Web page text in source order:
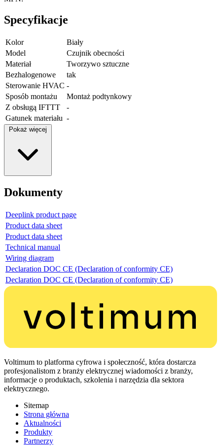
Specyfikacje
Kolor
Biały
Model
Czujnik obecności
Materiał
Tworzywo sztuczne
Bezhalogenowe
tak
Sterowanie HVAC -
Sposób montażu
Montaż podtynkowy
Z obsługą IFTTT
-
Gatunek materiału -
Pokaż więcej
Dokumenty
Deeplink product page
Product data sheet
Product data sheet
Technical manual
Wiring diagram
Declaration DOC CE (Declaration of conformity CE)
Declaration DOC CE (Declaration of conformity CE)
Voltimum to platforma cyfrowa i społeczność, która dostarcza
profesjonalistom z branży elektrycznej wiadomości z branży,
informacje o produktach, szkolenia i narzędzia dla sektora
elektrycznego.
Sitemap
Strona główna
Aktualności
Produkty
Partnerzy